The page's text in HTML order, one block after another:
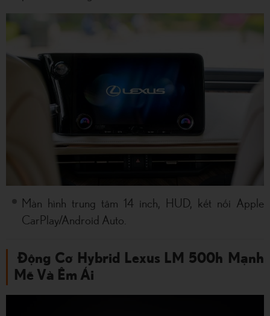
Màn hình trung tâm 14 inch, HUD, kết nối Apple
CarPlay/Android Auto.
Động Cơ Hybrid Lexus LM 500h Mạnh
Mẽ Và Êm Ái